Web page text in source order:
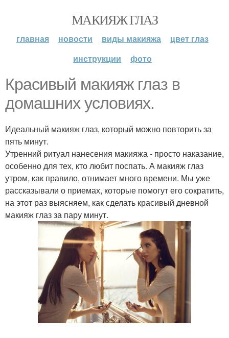
МАКИЯЖ ГЛАЗ
главная новости виды макияжа
цвет глаз
инструкции
фото
Красивый макияж глаз в
домашних условиях.
Идеальный макияж глаз, который можно повторить за
пять минут.
Утренний ритуал нанесения макияжа - просто наказание,
особенно для тех, кто любит поспать. А макияж глаз
утром, как правило, отнимает много времени. Мы уже
рассказывали о приемах, которые помогут его сократить,
на этот раз выясняем, как сделать красивый дневной
макияж глаз за пару минут.